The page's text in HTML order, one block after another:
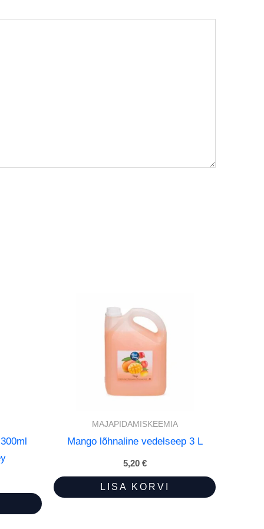
MAJAPIDAMISKEEMIA
Mango lõhnaline vedelseep 3 L
5,20 €
LISA KORVI